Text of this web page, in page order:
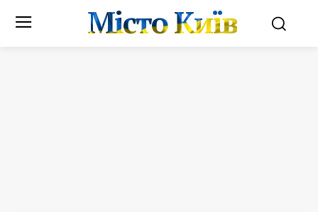
Місто Київ